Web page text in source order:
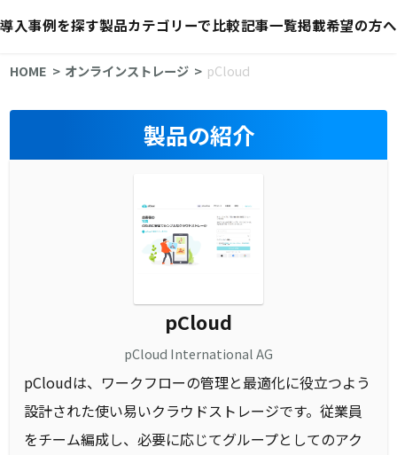
導入事例を探す製品カテゴリーで比較記事一覧掲載希望の方へ
HOME オンラインストレージ pCloud
製品の紹介
pCloud
pCloud International AG
pCloudは、ワークフローの管理と最適化に役立つよう
設計された使い易いクラウドストレージです。従業員
をチーム編成し、必要に応じてグループとしてのアク